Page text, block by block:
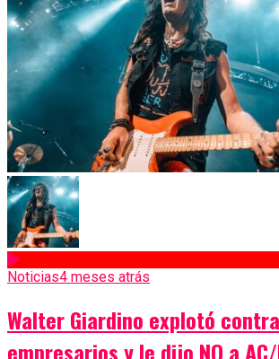
Noticias4 meses atrás
Walter Giardino explotó
empresarios y le dijo NO a AC/